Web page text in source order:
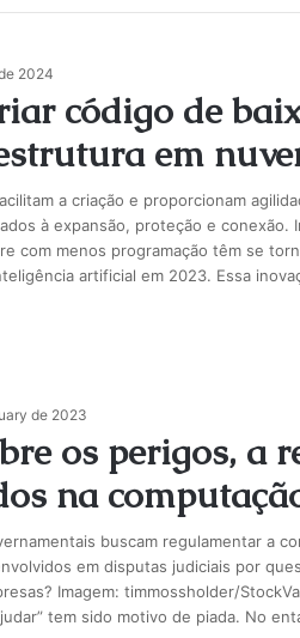
2024
código de
em
a criação e proporcionam
à expansão, proteção e conexão.
com menos programação têm se
artificial em 2023. Essa
de 2023
os perigos, a
na
buscam regulamentar a
em disputas judiciais por
Imagem: timmossholder/
tem sido motivo de piada. No